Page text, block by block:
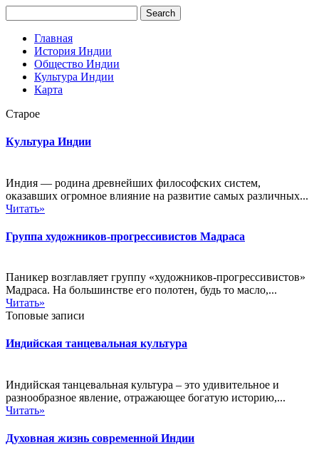
Главная
История Индии
Общество Индии
Культура Индии
Карта
Старое
Культура Индии
Индия — родина древнейших философских систем,
оказавших огромное влияние на развитие самых различных...
Читать»
Группа художников-прогрессивистов Мадраса
Паникер возглавляет группу «художников-прогрессивистов»
Мадраса. На большинстве его полотен, будь то масло,...
Читать»
Топовые записи
Индийская танцевальная культура
Индийская танцевальная культура – это удивительное и
разнообразное явление, отражающее богатую историю,...
Читать»
Духовная жизнь современной Индии